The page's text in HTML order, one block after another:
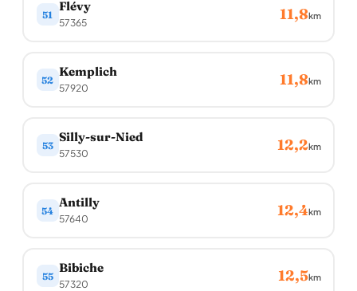
51
Flévy
57365 11,8km
52
Kemplich
57920 11,8km
53
Silly-sur-Nied
57530 12,2km
54
Antilly
57640 12,4km
55
Bibiche
57320 12,5km